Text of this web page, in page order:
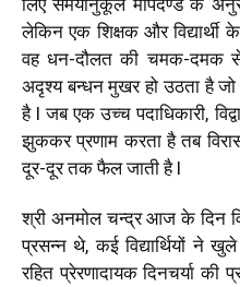
लेकिन एक शिक्षक और विद्यार्थी
वह धन-दौलत की चमक-दमक
अदृश्य बन्धन मुखर हो उठता है
है l जब एक उच्च पदाधिकारी,
झुककर प्रणाम करता है तब
दूर-दूर तक फैल जाती है l
श्री अनमोल चन्द्र आज के दिन
प्रसन्न थे, कई विद्यार्थियों ने
रहित प्रेरणादायक दिनचर्या की